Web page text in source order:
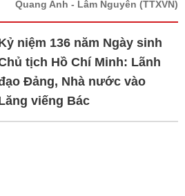
Quang Anh - Lâm Nguyên (TTXVN)
niệm 136 năm Ngày sinh
tịch Hồ Chí Minh: Lãnh
Đảng, Nhà nước vào
viếng Bác